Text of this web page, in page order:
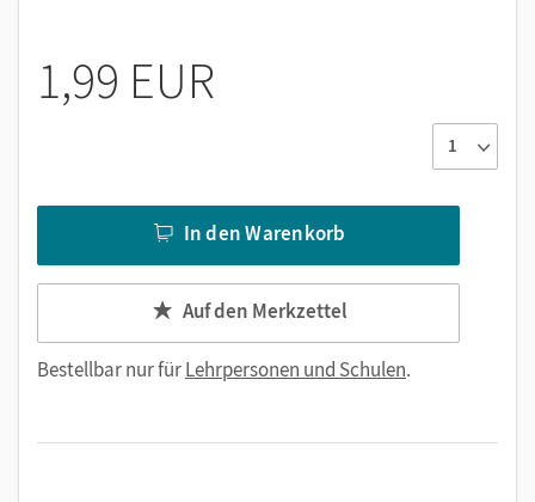
1,99 EUR
In den Warenkorb
Auf den Merkzettel
Bestellbar nur fürLehrpersonen und Schulen.